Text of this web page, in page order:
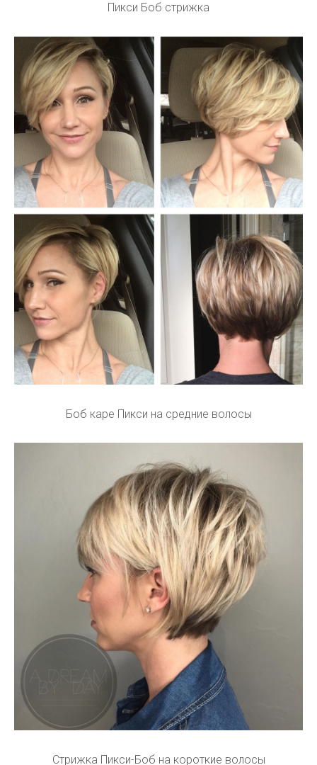
Пикси Боб стрижка
Боб каре Пикси на средние волосы
Стрижка Пикси-Боб на короткие волосы